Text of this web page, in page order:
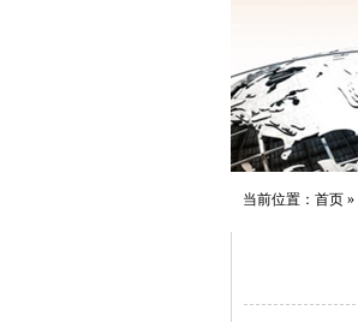
当前位置： 首页 »